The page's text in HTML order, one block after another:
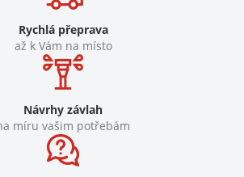
Rychlá přeprava
až k Vám na místo
Návrhy závlah
míru vašim potřebám